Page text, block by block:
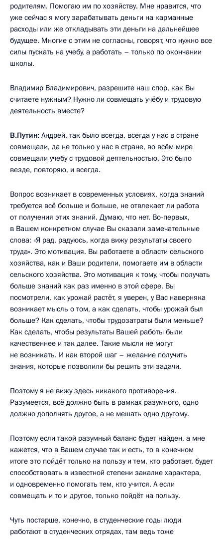
родителям. Помогаю им по хозяйству. Мне нравится, что
уже сейчас я могу зарабатывать деньги на карманные
расходы или же откладывать эти деньги на дальнейшее
будущее. Многие с этим не согласны, говорят, что нужно все
силы пускать на учебу, а работать – только по окончании
школы.
Владимир Владимирович, разрешите наш спор, как Вы
считаете нужным? Нужно ли совмещать учёбу и трудовую
деятельность вместе?
В.Путин: Андрей, так было всегда, всегда у нас в стране
совмещали, да не только у нас в стране, во всём мире
совмещали учебу с трудовой деятельностью. Это было
везде, повторяю, и всегда.
Вопрос возникает в современных условиях, когда знаний
требуется всё больше и больше, не отвлекает ли работа
от получения этих знаний. Думаю, что нет. Во-первых,
в Вашем конкретном случае Вы сказали замечательные
слова: «Я рад, радуюсь, когда вижу результаты своего
труда». Это мотивация. Вы работаете в области сельского
хозяйства, как и Ваши родители, помогаете им в области
сельского хозяйства. Это мотивация к тому, чтобы получать
больше знаний как раз именно в этой сфере. Вы
посмотрели, как урожай растёт, я уверен, у Вас наверняка
возникает мысль о том, а как сделать, чтобы урожай был
больше? Как сделать, чтобы трудозатраты были меньше?
Как сделать, чтобы результаты Вашей работы были
качественнее и так далее. Такие мысли не могут
не возникать. И как второй шаг – желание получить
знания, которые позволили бы решить эти задачи.
Поэтому я не вижу здесь никакого противоречия.
Разумеется, всё должно быть в рамках разумного, одно
должно дополнять другое, а не мешать одно другому.
Поэтому если такой разумный баланс будет найден, а мне
кажется, что в Вашем случае так и есть, то в конечном
итоге это пойдёт только на пользу и тем, кто работает, будет
способствовать в известной степени закалке характера,
и одновременно помогать тем, кто учится. А если
совмещать и то и другое, только пойдёт на пользу.
Чуть постарше, конечно, в студенческие годы люди
работают в студенческих отрядах, там ведь тоже